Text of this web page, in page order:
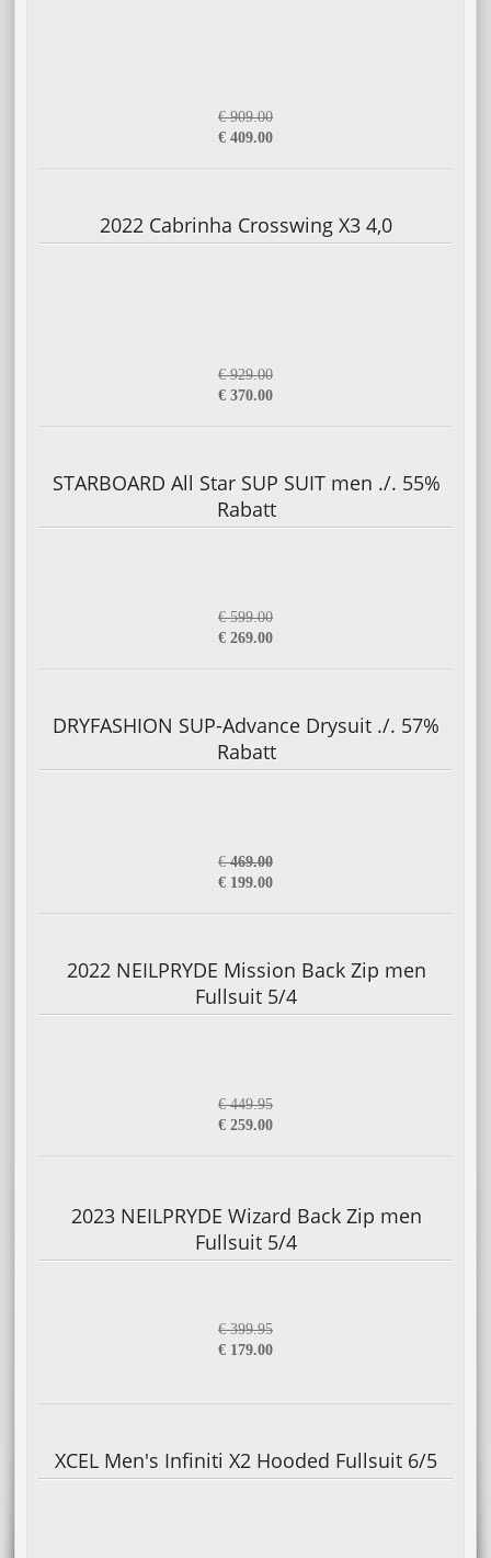
€ 909.00
€ 409.00
2022 Cabrinha Crosswing X3 4,0
€ 929.00
€ 370.00
STARBOARD All Star SUP SUIT men ./. 55%
Rabatt
€ 599.00
€ 269.00
DRYFASHION SUP-Advance Drysuit ./. 57%
Rabatt
€469.00
€ 199.00
2022 NEILPRYDE Mission Back Zip men
Fullsuit 5/4
€ 449.95
€ 259.00
2023 NEILPRYDE Wizard Back Zip men
Fullsuit 5/4
€ 399.95
€ 179.00
XCEL Men's Infiniti X2 Hooded Fullsuit 6/5